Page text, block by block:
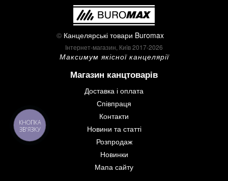
© Канцелярські товари Buromax
Інтернет-магазин, Київ 2017-2026
Максимум якісної канцелярії
Магазин канцтоварів
Доставка і оплата
Співпраця
Контакти
Новини та статті
Розпродаж
Новинки
Мапа сайту
КНОПКА
ЗВ'ЯЗКУ